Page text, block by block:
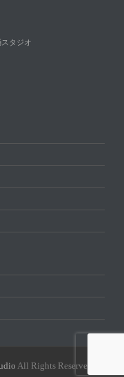
タジオ
All Rights Reserved